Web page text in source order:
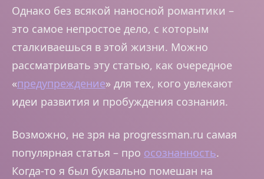
Однако без всякой наносной романтики –
это самое непростое дело, с которым
сталкиваешься в этой жизни. Можно
рассматривать эту статью, как очередное
«предупреждение» для тех, кого увлекают
идеи развития и пробуждения сознания.
Возможно, не зря на progressman.ru самая
популярная статья – про осознанность.
Когда-то я был буквально помешан на